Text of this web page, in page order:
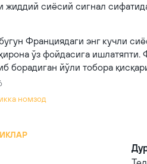
жиддий сиёсий сигнал
Франциядаги энг кучли
ўз фойдасига ишлатяпти.
борадиган йўли тобора
номзод